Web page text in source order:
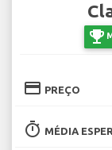
emoji_events
credit_card PREÇO
timer MÉDIA